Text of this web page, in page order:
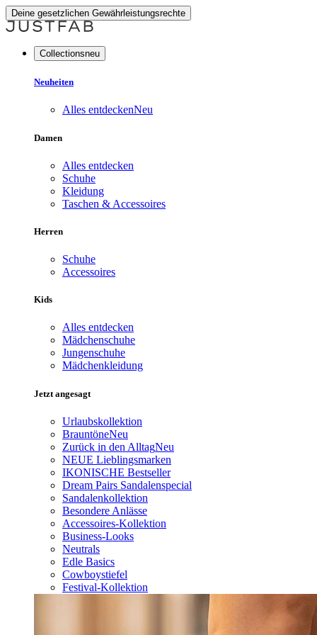
Deine gesetzlichen Gewährleistungsrechte
Collectionsneu
Neuheiten
Alles entdeckenNeu
Damen
Alles entdecken
Schuhe
Kleidung
Taschen & Accessoires
Herren
Schuhe
Accessoires
Kids
Alles entdecken
Mädchenschuhe
Jungenschuhe
Mädchenkleidung
Jetzt angesagt
Urlaubskollektion
BrauntöneNeu
Zurück in den AlltagNeu
NEUE Lieblingsmarken
IKONISCHE Bestseller
Dream Pairs Sandalenspecial
Sandalenkollektion
Besondere Anlässe
Accessoires-Kollektion
Business-Looks
Neutrals
Edle Basics
Cowboystiefel
Festival-Kollektion